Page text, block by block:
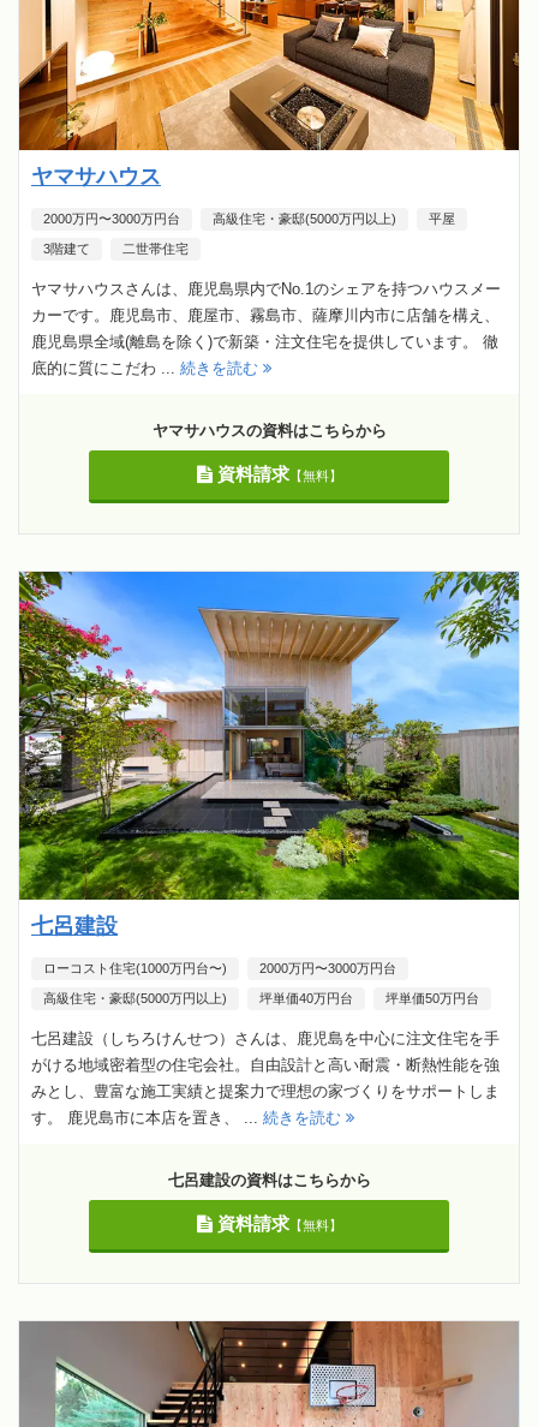
ヤマサハウス
2000万円〜3000万円台 高級住宅・豪邸(5000万円以上) 平屋
3階建て 二世帯住宅
ヤマサハウスさんは、鹿児島県内でNo.1のシェアを持つハウスメー
カーです。鹿児島市、鹿屋市、霧島市、薩摩川内市に店舗を構え、
鹿児島県全域(離島を除く)で新築・注文住宅を提供しています。 徹
底的に質にこだわ ... 続きを読む
ヤマサハウスの資料はこちらから
資料請求【無料】
七呂建設
ローコスト住宅(1000万円台〜) 2000万円〜3000万円台
高級住宅・豪邸(5000万円以上) 坪単価40万円台 坪単価50万円台
七呂建設（しちろけんせつ）さんは、鹿児島を中心に注文住宅を手
がける地域密着型の住宅会社。自由設計と高い耐震・断熱性能を強
みとし、豊富な施工実績と提案力で理想の家づくりをサポートしま
す。 鹿児島市に本店を置き、 ... 続きを読む
七呂建設の資料はこちらから
資料請求【無料】